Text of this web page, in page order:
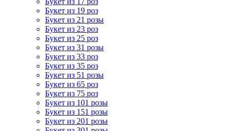
Букет из 19 роз
Букет из 21 розы
Букет из 23 роз
Букет из 25 роз
Букет из 31 розы
Букет из 33 роз
Букет из 35 роз
Букет из 51 розы
Букет из 65 роз
Букет из 75 роз
Букет из 101 розы
Букет из 151 розы
Букет из 201 розы